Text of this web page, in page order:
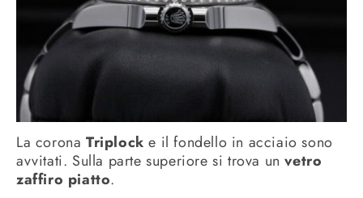
La corona Triplock e il fondello in acciaio sono
avvitati. Sulla parte superiore si trova unvetro
zaffiro piatto.